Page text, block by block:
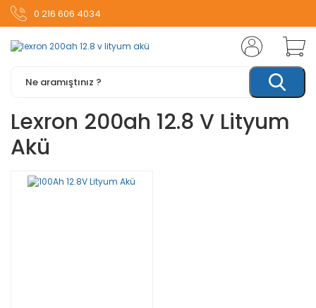
0 216 606 4034
Lexron 200ah 12.8 V Lityum
Akü